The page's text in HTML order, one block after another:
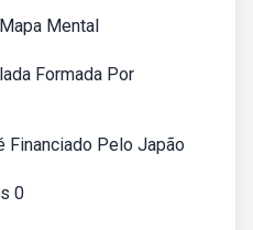
Mental
Formada Por
Financiado Pelo Japão
0